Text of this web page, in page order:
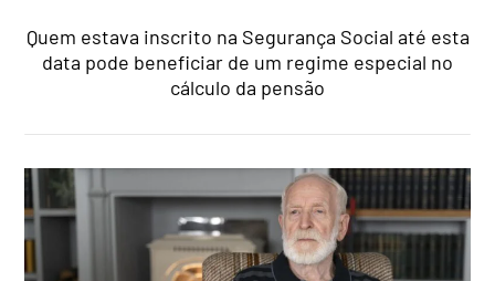
Quem estava inscrito na Segurança Social até esta
data pode beneficiar de um regime especial no
cálculo da pensão